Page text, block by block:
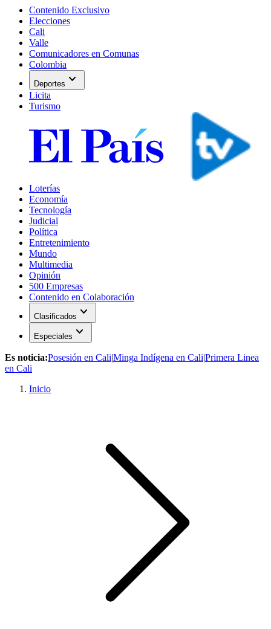
Contenido Exclusivo
Elecciones
Cali
Valle
Comunicadores en Comunas
Colombia
Deportes expand_more
Licita
Turismo
Loterías
Economía
Tecnología
Judicial
Política
Entretenimiento
Mundo
Multimedia
Opinión
500 Empresas
Contenido en Colaboración
Clasificados expand_more
Especiales expand_more
Es noticia:Posesión en Cali|Minga Indígena en Cali|Primera Linea
en Cali
Inicio